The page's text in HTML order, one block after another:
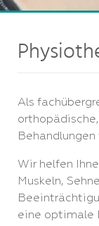
Als
Behandlungen
Wir helfen
Muskeln,
eine optimale